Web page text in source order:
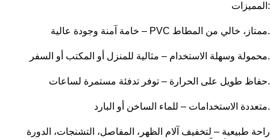
المميزات:
خامة آمنة وجودة عالية – PVC ممتاز، خالي من المطاط.
محمولة وسهلة الاستخدام – مثالية للمنزل أو المكتب أو السفر.
حفاظ طويل على الحرارة – توفر تدفئة مستمرة لساعات.
متعددة الاستخدامات – للماء الساخن أو البارد.
راحة طبيعية – لتخفيف آلام الظهر، المفاصل، التشنجات، الدورة